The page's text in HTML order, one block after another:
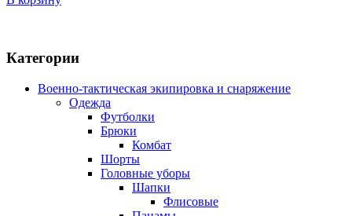
Категории
Военно-тактическая экипировка и снаряжение
Одежда
Футболки
Брюки
Комбат
Шорты
Головные уборы
Шапки
Флисовые